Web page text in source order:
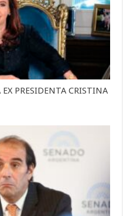
PRESIDENTA CRISTINA